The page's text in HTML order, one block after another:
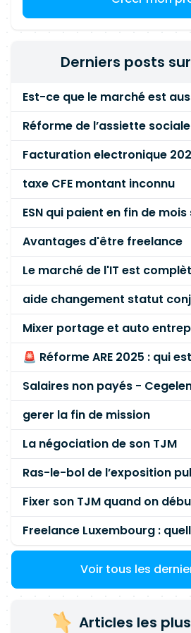
Expérience en coordination
capacité rédactionnelle et
Derniers posts
Réforme de l’assiette sociale
Facturation electronique
taxe CFE montant inconnu
Avantages d'être freelance
Salaires non payés -
gerer la fin de mission
La négociation de son TJM
Freelance Luxembourg :
Voir tous les
Articles les